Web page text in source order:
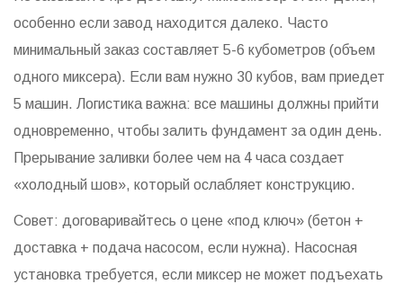
особенно если завод находится далеко. Часто
минимальный заказ составляет 5-6 кубометров (объем
одного миксера). Если вам нужно 30 кубов, вам приедет
5 машин. Логистика важна: все машины должны прийти
одновременно, чтобы залить фундамент за один день.
Прерывание заливки более чем на 4 часа создает
«холодный шов», который ослабляет конструкцию.
Совет: договаривайтесь о цене «под ключ» (бетон +
доставка + подача насосом, если нужна). Насосная
установка требуется, если миксер не может подъехать